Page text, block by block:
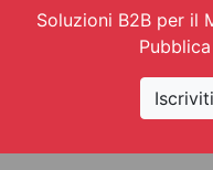
Soluzioni B2B per il